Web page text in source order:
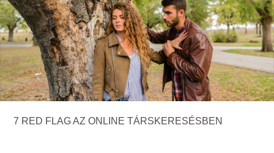
7 RED FLAG AZ ONLINE TÁRSKERESÉSBEN